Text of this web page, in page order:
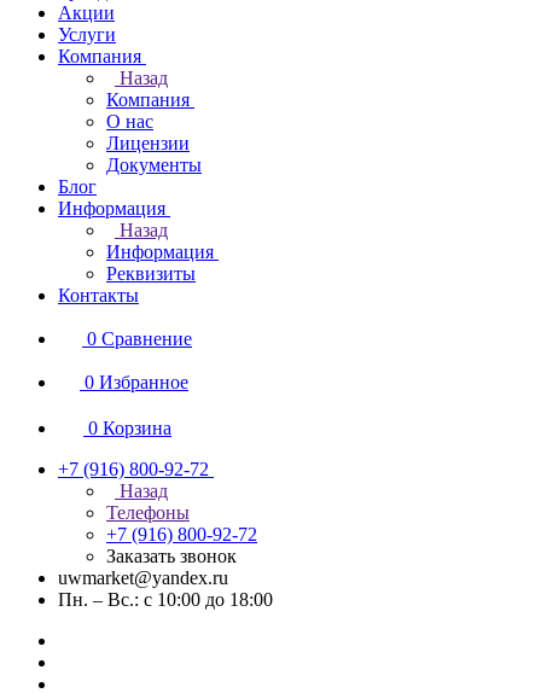
Акции
Услуги
Компания
Назад
Компания
О нас
Лицензии
Документы
Блог
Информация
Назад
Информация
Реквизиты
Контакты
0 Сравнение
0 Избранное
0 Корзина
+7 (916) 800-92-72
Назад
Телефоны
+7 (916) 800-92-72
Заказать звонок
uwmarket@yandex.ru
Пн. – Вс.: с 10:00 до 18:00